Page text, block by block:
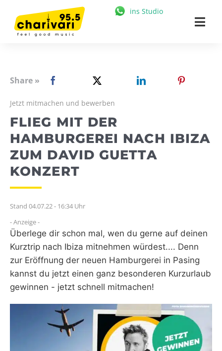
Inhalt
springen
ins Studio
95.5 CHARIVARI
MÜNCHEN
NEWS
MUSIK & STARS
MEDIATHEK
FREIZEIT
WEBRADIO
Share »
Jetzt mitmachen und bewerben
FLIEG MIT DER
HAMBURGEREI NACH IBIZA
ZUM DAVID GUETTA
KONZERT
Stand 04.07.22 - 16:34 Uhr
- Anzeige -
Überlege dir schon mal, wen du gerne auf deinen
Kurztrip nach Ibiza mitnehmen würdest.... Denn
zur Eröffnung der neuen Hamburgerei in Pasing
kannst du jetzt einen ganz besonderen Kurzurlaub
gewinnen - jetzt schnell mitmachen!